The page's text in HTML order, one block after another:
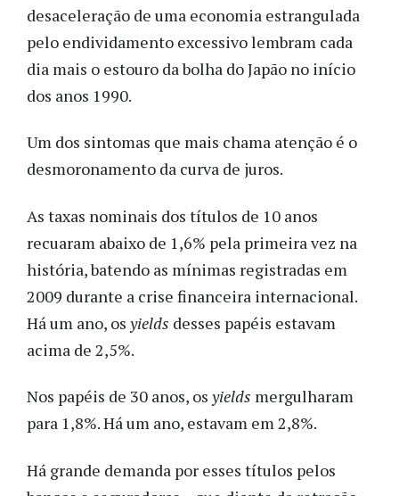
desaceleração de uma economia estrangulada
pelo endividamento excessivo lembram cada
dia mais o estouro da bolha do Japão no início
dos anos 1990.
Um dos sintomas que mais chama atenção é o
desmoronamento da curva de juros.
As taxas nominais dos títulos de 10 anos
recuaram abaixo de 1,6% pela primeira vez na
história, batendo as mínimas registradas em
2009 durante a crise financeira internacional.
Há um ano, os yields desses papéis estavam
acima de 2,5%.
Nos papéis de 30 anos, os yields mergulharam
para 1,8%. Há um ano, estavam em 2,8%.
Há grande demanda por esses títulos pelos